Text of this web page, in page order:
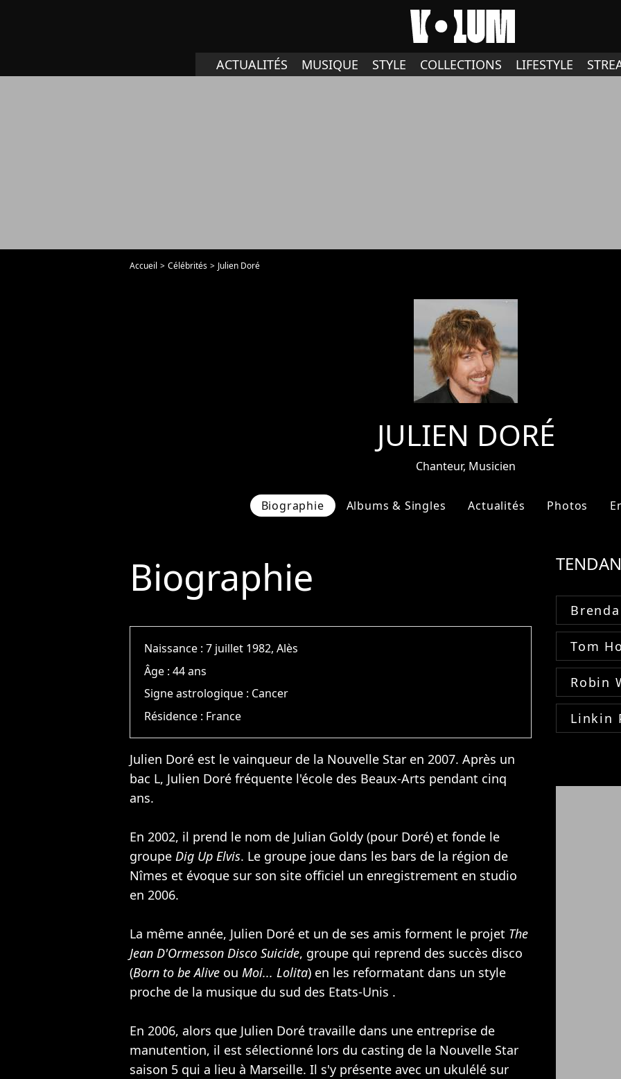
ACTUALITÉS MUSIQUE STYLE COLLECTIONS LIFESTYLE
Accueil Célébrités Julien Doré
JULIEN DORÉ
Chanteur, Musicien
Biographie Albums & Singles Actualités Photos
Biographie
Naissance :7 juillet 1982, Alès
Âge :44 ans
Signe astrologique : Cancer
Résidence : France
Julien Doré est le vainqueur de la Nouvelle Star en 2007. Après un
bac L, Julien Doré fréquente l'école des Beaux-Arts pendant cinq
ans.
En 2002, il prend le nom de Julian Goldy (pour Doré) et fonde le
groupe Dig Up Elvis. Le groupe joue dans les bars de la région de
Nîmes et évoque sur son site officiel un enregistrement en studio
en 2006.
La même année, Julien Doré et un de ses amis forment le projet The
Jean D'Ormesson Disco Suicide, groupe qui reprend des succès disco
(Born to be Alive ou Moi... Lolita) en les reformatant dans un style
proche de la musique du sud des Etats-Unis .
En 2006, alors que Julien Doré travaille dans une entreprise de
manutention, il est sélectionné lors du casting de la Nouvelle Star
saison 5 qui a lieu à Marseille. Il s'y présente avec un ukulélé sur
Tom
Robin
Linkin